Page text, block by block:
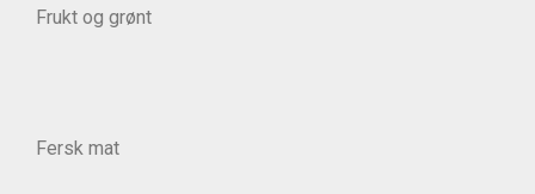
Frukt og grønt
Fersk mat